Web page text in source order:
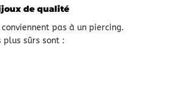
de qualité
pas à un piercing.
plus sûrs sont :